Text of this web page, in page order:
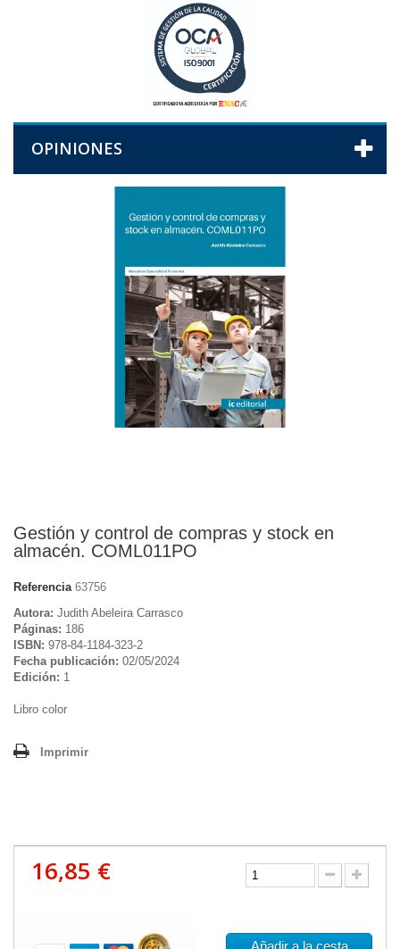
OPINIONES
Gestión y control de compras y stock en
almacén. COML011PO
Referencia 63756
Autora: Judith Abeleira Carrasco
Páginas: 186
ISBN: 978-84-1184-323-2
Fecha publicación: 02/05/2024
Edición: 1
Libro color
Imprimir
16,85 €